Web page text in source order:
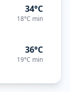
34°C
18°C min
36°C
19°C min